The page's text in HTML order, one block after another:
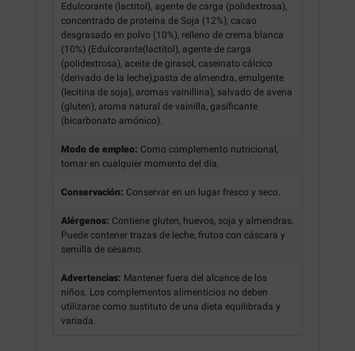
Edulcorante (lactitol), agente de carga (polidextrosa),
concentrado de proteína de Soja (12%), cacao
desgrasado en polvo (10%), relleno de crema blanca
(10%) (Edulcorante(lactitol), agente de carga
(polidextrosa), aceite de girasol, caseinato cálcico
(derivado de la leche),pasta de almendra, emulgente
(lecitina de soja), aromas vainillina), salvado de avena
(gluten), aroma natural de vainilla, gasificante
(bicarbonato amónico).
Modo de empleo: Como complemento nutricional,
tomar en cualquier momento del día.
Conservación: Conservar en un lugar fresco y seco.
Alérgenos: Contiene gluten, huevos, soja y almendras.
Puede contener trazas de leche, frutos con cáscara y
semilla de sésamo.
Advertencias: Mantener fuera del alcance de los
niños. Los complementos alimenticios no deben
utilizarse como sustituto de una dieta equilibrada y
variada.